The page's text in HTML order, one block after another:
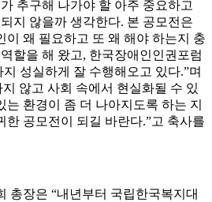
추구해 나가야 할 아주 중요하고
지 않을까 생각한다. 본 공모전은
이 왜 필요하고 또 왜 해야 하는지 충
할을 해 왔고, 한국장애인인권포럼
성실하게 잘 수행해오고 있다.”며
않고 사회 속에서 현실화될 수 있
는 환경이 좀 더 나아지도록 하는 지
한 공모전이 되길 바란다.”고 축사를
총장은 “내년부터 국립한국복지대